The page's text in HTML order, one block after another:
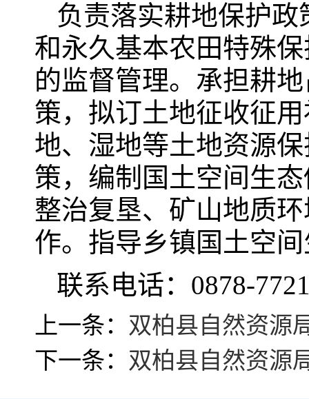
负责落实耕地保护
和永久基本农田特殊
的监督管理。承担耕
策，拟订土地征收征
地、湿地等土地资源
策，编制国土空间生
整治复垦、矿山地质
作。指导乡镇国土空
联系电话：0878-
上一条： 双柏县自然资源
下一条： 双柏县自然资源